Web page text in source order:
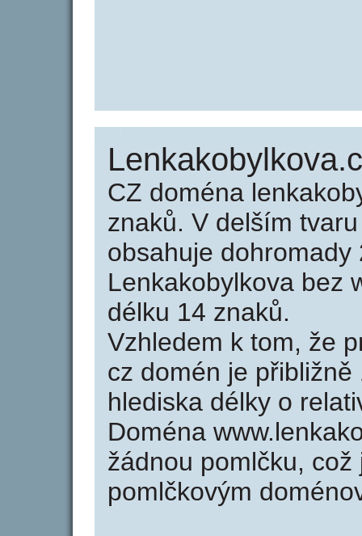
CZ doména
znaků. V delším
obsahuje
Lenkakobylkova bez
délku 14 znaků.
Vzhledem k tom, že
cz domén je
hlediska délky o
Doména
žádnou pomlčku,
pomlčkovým